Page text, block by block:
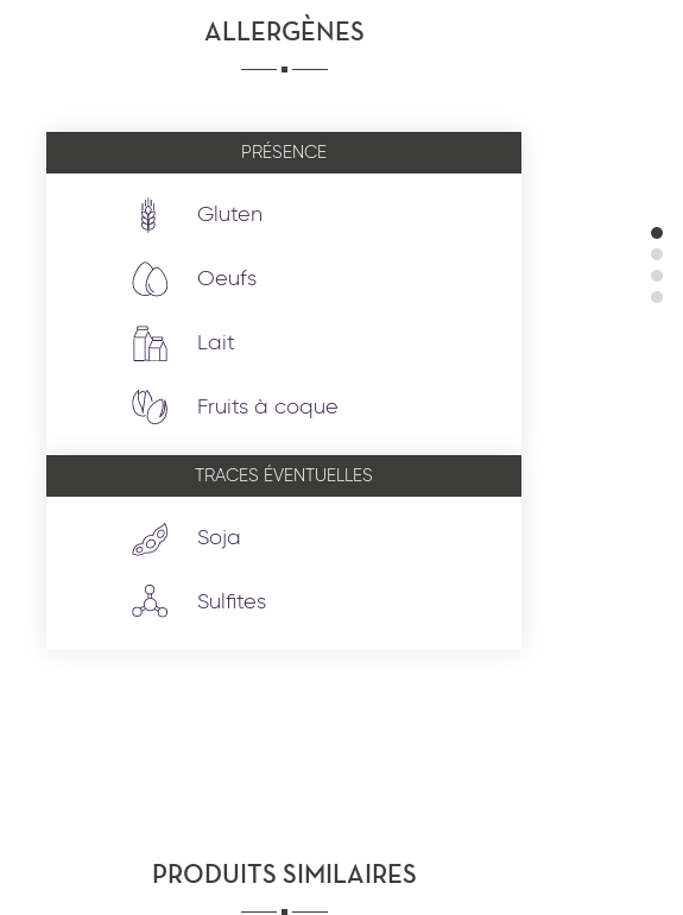
ALLERGÈNES
PRÉSENCE
Gluten
Oeufs
Lait
Fruits à coque
TRACES ÉVENTUELLES
Soja
Sulfites
PRODUITS SIMILAIRES